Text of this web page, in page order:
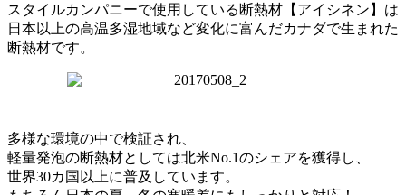
スタイルカンパニーで使用している断熱材【アイシネン】は
日本以上の高温多湿地域など変化に富んだカナダで生まれた
断熱材です。
多様な環境の中で検証され、
軽量発泡の断熱材としては北米No.1のシェアを獲得し、
世界30カ国以上に普及しています。